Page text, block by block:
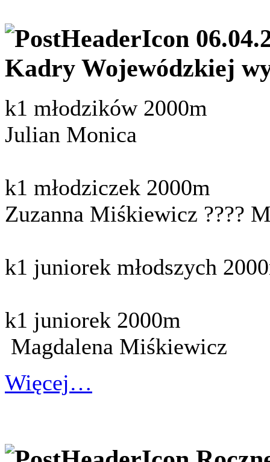
Kadry Wojewódzkiej
k1 młodzików 2000m
Julian Monica
k1 młodziczek 2000m
Zuzanna Miśkiewicz ????
k1 juniorek młodszych
k1 juniorek 2000m
Magdalena Miśkiewicz
Więcej…